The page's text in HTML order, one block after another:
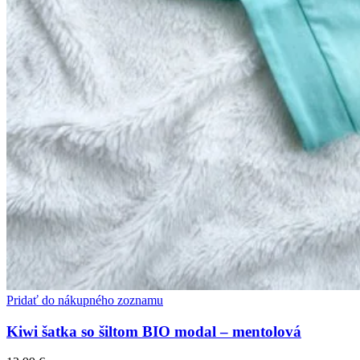
Pridať do nákupného zoznamu
Kiwi šatka so šiltom BIO modal – mentolová